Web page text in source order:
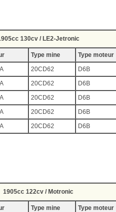
130cv / LE2-Jetronic
Type mine
Type moteur
20CD62
D6B
20CD62
D6B
20CD62
D6B
20CD62
D6B
20CD62
D6B
1905cc 122cv / Motronic
Type mine
Type moteur